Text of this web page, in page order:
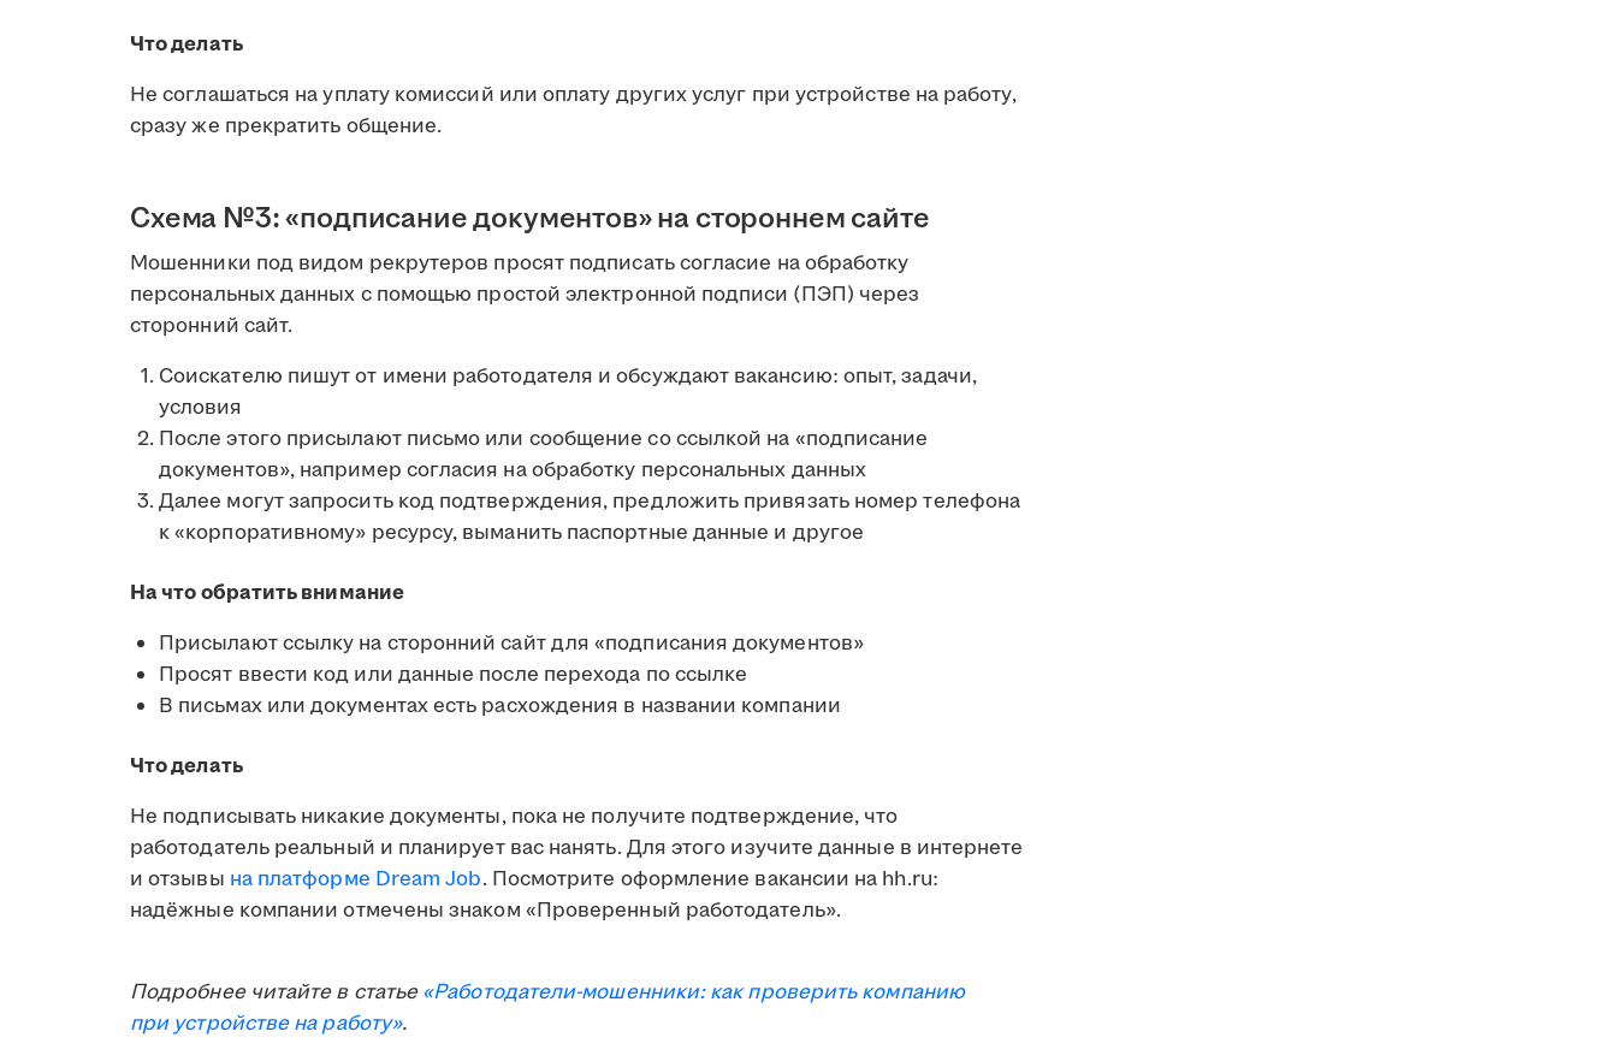
Что делать
Не соглашаться на уплату комиссий или оплату других услуг при устройстве на работу,
сразу же прекратить общение.
Схема №3: «подписание документов» на стороннем сайте
Мошенники под видом рекрутеров просят подписать согласие на обработку
персональных данных с помощью простой электронной подписи (ПЭП) через
сторонний сайт.
Соискателю пишут от имени работодателя и обсуждают вакансию: опыт, задачи,
условия
После этого присылают письмо или сообщение со ссылкой на «подписание
документов», например согласия на обработку персональных данных
Далее могут запросить код подтверждения, предложить привязать номер телефона
к «корпоративному» ресурсу, выманить паспортные данные и другое
На что обратить внимание
Присылают ссылку на сторонний сайт для «подписания документов»
Просят ввести код или данные после перехода по ссылке
В письмах или документах есть расхождения в названии компании
Что делать
Не подписывать никакие документы, пока не получите подтверждение, что
работодатель реальный и планирует вас нанять. Для этого изучите данные в интернете
и отзывы на платформе Dream Job. Посмотрите оформление вакансии на hh.ru:
надёжные компании отмечены знаком «Проверенный работодатель».
Подробнее читайте в статье«Работодатели-мошенники: как проверить компанию
при устройстве на работу».